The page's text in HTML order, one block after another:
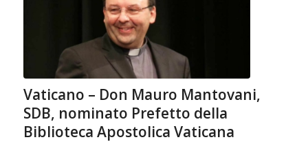
Vaticano – Don Mauro Mantovani,
SDB, nominato Prefetto della
Biblioteca Apostolica Vaticana